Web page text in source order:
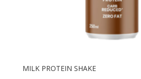
MILK PROTEIN SHAKE